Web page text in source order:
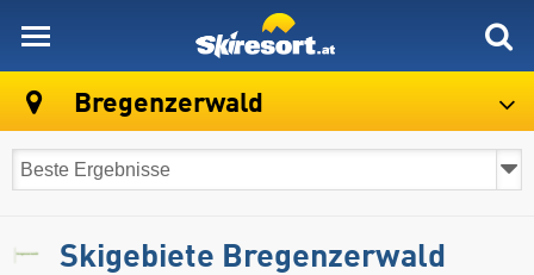
Bregenzerwald
Skigebiete Bregenzerwald